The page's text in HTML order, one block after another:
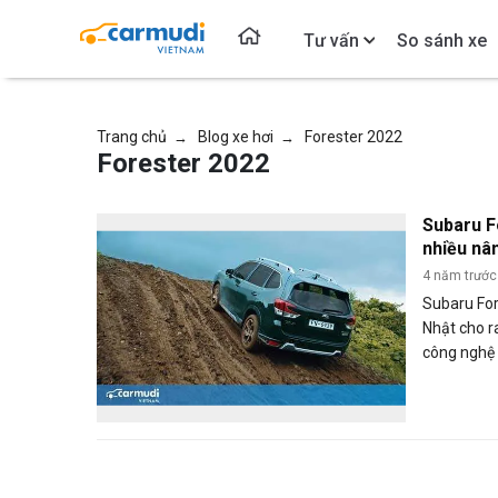
Tư vấn So sánh xe
Trang chủ → Blog xe hơi → Forester 2022
Forester 2022
Subaru
nhiều
4 năm trước
Subaru
Nhật cho
công